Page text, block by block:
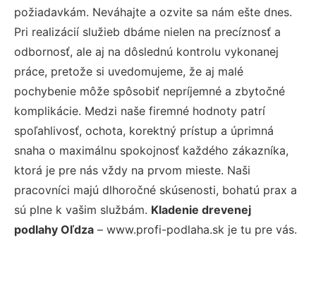
požiadavkám. Neváhajte a ozvite sa nám ešte dnes.
Pri realizácií služieb dbáme nielen na precíznosť a
odbornosť, ale aj na dôslednú kontrolu vykonanej
práce, pretože si uvedomujeme, že aj malé
pochybenie môže spôsobiť nepríjemné a zbytočné
komplikácie. Medzi naše firemné hodnoty patrí
spoľahlivosť, ochota, korektný prístup a úprimná
snaha o maximálnu spokojnosť každého zákazníka,
ktorá je pre nás vždy na prvom mieste. Naši
pracovníci majú dlhoročné skúsenosti, bohatú prax a
sú plne k vašim službám. Kladenie drevenej
podlahy Oľdza – www.profi-podlaha.sk je tu pre vás.